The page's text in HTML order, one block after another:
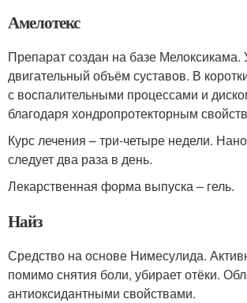
Амелотекс
Препарат создан на базе Мелоксикама.
двигательный объём суставов. В
с воспалительными процессами и
благодаря хондропротекторным
Курс лечения – три-четыре недели.
следует два раза в день.
Лекарственная форма выпуска – гель.
Найз
Средство на основе Нимесулида.
помимо снятия боли, убирает отёки.
антиоксидантными свойствами.